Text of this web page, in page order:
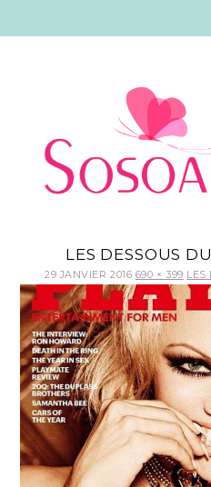
SO EN FORME
SO IN LOVE
SO HIGH-TECH
SO PRATIQUE
CONTACT
LES DESSOUS
29 JANVIER 2016 690 × 399 LES